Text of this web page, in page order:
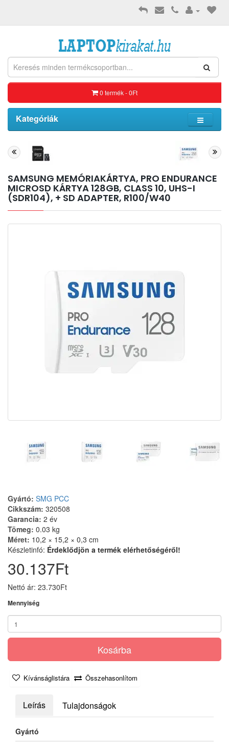
0 termék - 0Ft
Kategóriák
SAMSUNG MEMÓRIAKÁRTYA, PRO ENDURANCE
MICROSD KÁRTYA 128GB, CLASS 10, UHS-I
(SDR104), + SD ADAPTER, R100/W40
Gyártó: SMG PCC
Cikkszám: 320508
Garancia: 2 év
Tömeg: 0.03 kg
Méret: 10,2 × 15,2 × 0,3 cm
Készletinfó: Érdeklődjön a termék elérhetőségéről!
30.137Ft
Nettó ár: 23.730Ft
Mennyiség
Kosárba
Kívánságlistára Összehasonlítom
Leírás Tulajdonságok
Gyártó